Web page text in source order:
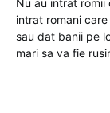
Nu au intrat romii
intrat romani
sau dat banii pe
mari sa va fie